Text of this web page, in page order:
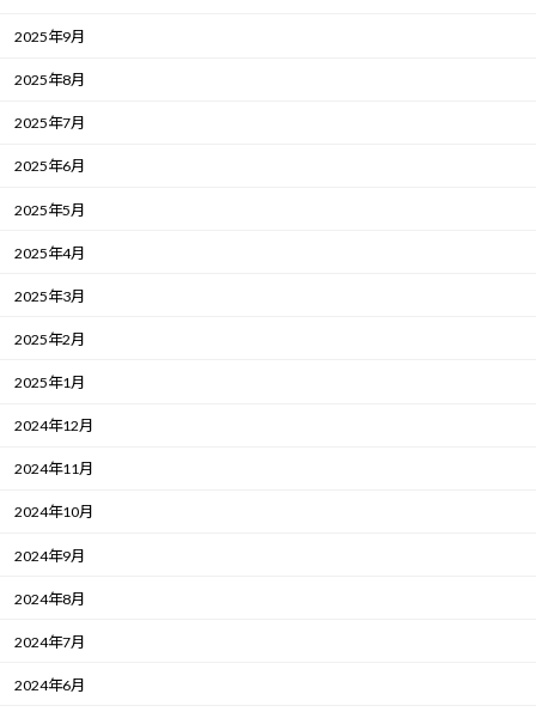
2025年9月
2025年8月
2025年7月
2025年6月
2025年5月
2025年4月
2025年3月
2025年2月
2025年1月
2024年12月
2024年11月
2024年10月
2024年9月
2024年8月
2024年7月
2024年6月